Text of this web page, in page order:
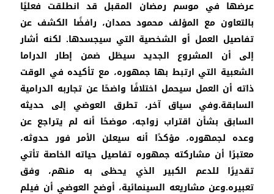
عرضها في موسم رمضان المقبل قد انطلقت فعليًا
بالتعاون مع المؤلف محمود حمدان، رافضًا الكشف عن
تفاصيل العمل أو الشخصية التي سيجسدها. لكنه أشار
إلى أن المشروع الجديد سيظل ضمن إطار الدراما
الشعبية التي ارتبط بها جمهوره، مع تأكيده في الوقت
ذاته أن العمل سيحمل اختلافًا واضحًا عن تجاربه الدرامية
السابقة.وفي سياق آخر، تطرق العوضي إلى حديثه
السابق بشأن اقتراب زواجه، موضحًا أنه لم يتراجع عن
وعده لجمهوره، مؤكدًا أنه سيعلن الأمر فور حدوثه،
معتبرًا أن مشاركته جمهوره تفاصيل حياته الخاصة تأتي
تقديرًا للدعم الكبير الذي يحظى به منهم، وفق
تعبيره.وعن مشاريعه السينمائية، أوضح العوضي أن فيلم